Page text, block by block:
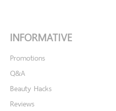
INFORMATIVE
Promotions
Q&A
Beauty Hacks
Reviews